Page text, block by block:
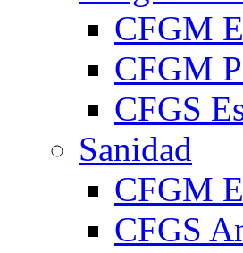
CFGM
CFGM
CFGS
Sanidad
CFGM
CFGS